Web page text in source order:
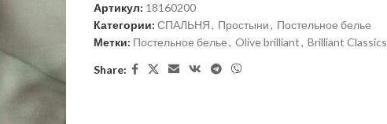
Артикул: 18160200
Категории: СПАЛЬНЯ, Простыни, Постельное белье
Метки: Постельное белье, Olive brilliant, Brilliant Classics
Share: